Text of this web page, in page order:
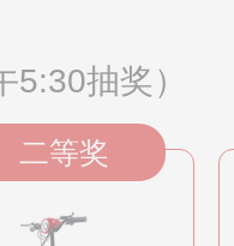
5:30抽奖）
二等奖